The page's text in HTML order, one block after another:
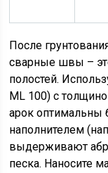
После
сварные швы –
полостей.
ML 100) с
арок оптимальны
наполнителем
выдерживают
песка. Наносите